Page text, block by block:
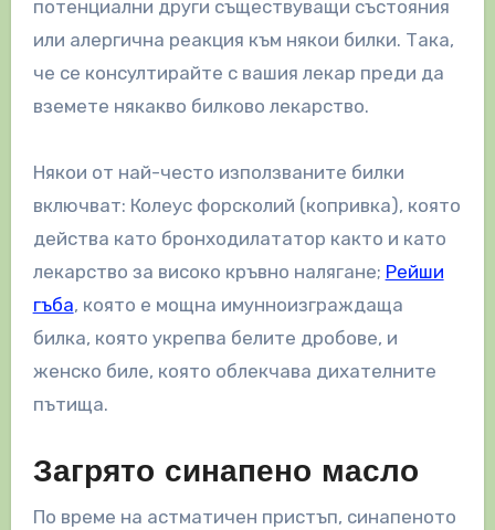
потенциални други съществуващи състояния
или алергична реакция към някои билки. Така,
че се консултирайте с вашия лекар преди да
вземете някакво билково лекарство.
Някои от най-често използваните билки
включват: Колеус форсколий (копривка), която
действа като бронходилататор както и като
лекарство за високо кръвно налягане; Рейши
гъба, която е мощна имунноизграждаща
билка, която укрепва белите дробове, и
женско биле, която облекчава дихателните
пътища.
Загрято синапено масло
По време на астматичен пристъп, синапеното